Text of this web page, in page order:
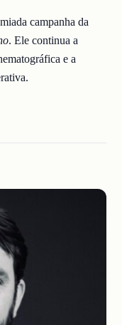
campanha da
. Ele continua a
e a